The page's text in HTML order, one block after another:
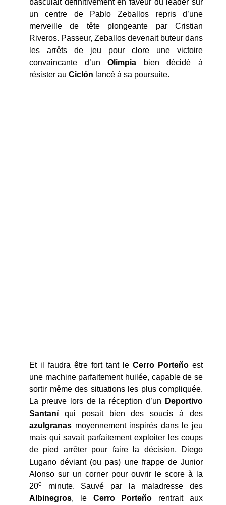
un centre de Pablo Zeballos repris d’une
merveille de tête plongeante par Cristian
Riveros. Passeur, Zeballos devenait buteur dans
les arrêts de jeu pour clore une victoire
convaincante d’unOlimpia bien décidé à
résister au Ciclón lancé à sa poursuite.
Et il faudra être fort tant le Cerro Porteño est
une machine parfaitement huilée, capable de se
sortir même des situations les plus compliquée.
La preuve lors de la réception d’un
Deportivo
Santaní qui posait bien des soucis à des
azulgranas moyennement inspirés dans le jeu
mais qui savait parfaitement exploiter les coups
de pied arrêter pour faire la décision, Diego
Lugano déviant (ou pas) une frappe de Junior
Alonso sur un corner pour ouvrir le score à la
20e
minute. Sauvé par la maladresse des
Albinegros, le Cerro Porteño rentrait aux